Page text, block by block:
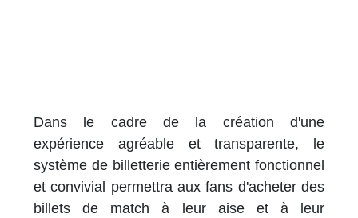
Dans le cadre de la création d'une
expérience agréable et transparente, le
système de billetterie entièrement fonctionnel
et convivial permettra aux fans d'acheter des
billets de match à leur aise et à leur